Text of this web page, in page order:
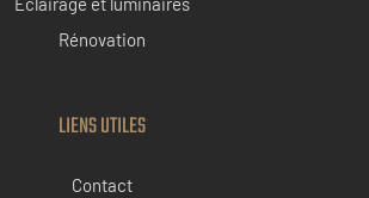
Rénovation
LIENS UTILES
Contact